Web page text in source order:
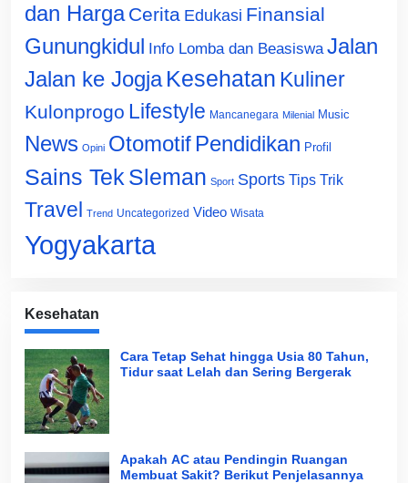
dan Harga Cerita Edukasi Finansial
Gunungkidul Info Lomba dan Beasiswa Jalan
Jalan ke Jogja Kesehatan Kuliner
Kulonprogo Lifestyle Mancanegara Milenial Music
News Opini Otomotif Pendidikan Profil
Sains Tek Sleman Sport Sports Tips Trik
Travel Trend Uncategorized Video Wisata
Yogyakarta
Kesehatan
Cara Tetap Sehat hingga Usia 80 Tahun,
Tidur saat Lelah dan Sering Bergerak
Apakah AC atau Pendingin Ruangan
Membuat Sakit? Berikut Penjelasannya